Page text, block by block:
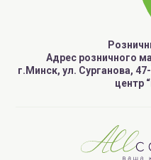
Адрес розничного
г.Минск, ул. Сурганова,
центр